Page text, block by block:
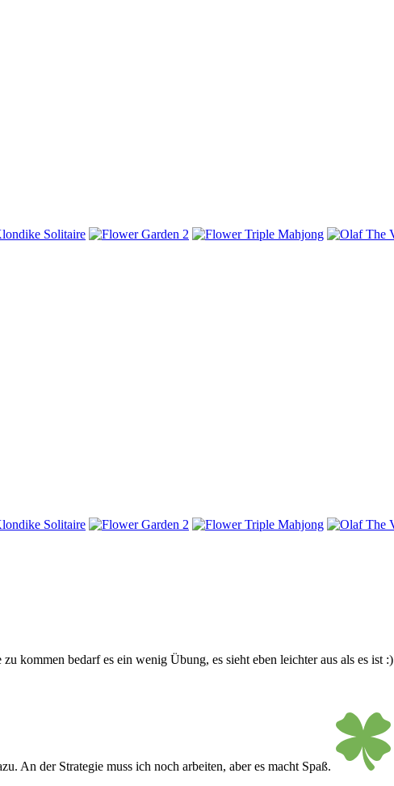
kommen bedarf es ein wenig Übung, es sieht eben leichter aus als es ist :)
An der Strategie muss ich noch arbeiten, aber es macht Spaß.